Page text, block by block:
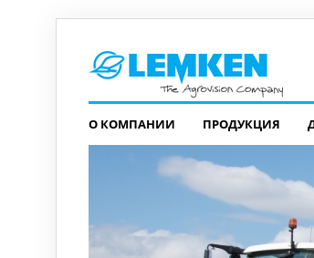
О КОМПАНИИ ПРОДУКЦИЯ